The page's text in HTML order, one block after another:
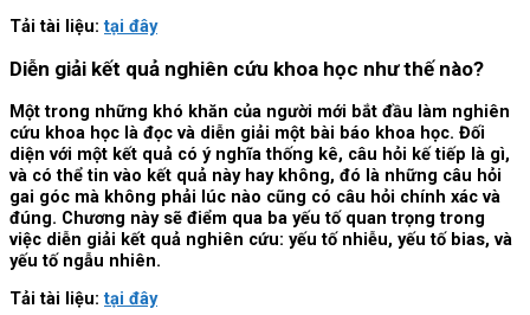
Tải tài liệu:tại đây
Diễn giải kết quả nghiên cứu khoa học như thế nào?
Một trong những khó khăn của người mới bắt đầu làm nghiên
cứu khoa học là đọc và diễn giải một bài báo khoa học. Đối
diện với một kết quả có ý nghĩa thống kê, câu hỏi kế tiếp là gì,
và có thể tin vào kết quả này hay không, đó là những câu hỏi
gai góc mà không phải lúc nào cũng có câu hỏi chính xác và
đúng. Chương này sẽ điểm qua ba yếu tố quan trọng trong
việc diễn giải kết quả nghiên cứu: yếu tố nhiễu, yếu tố bias, và
yếu tố ngẫu nhiên.
Tải tài liệu:tại đây